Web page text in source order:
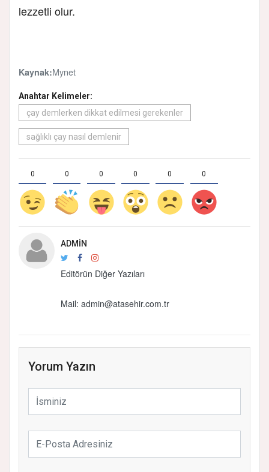
lezzetli olur.
Kaynak:Mynet
Anahtar Kelimeler:
çay demlerken dikkat edilmesi gerekenler
sağlıklı çay nasıl demlenir
0 0 0 0 0 0
ADMIN
Editörün Diğer Yazıları
Mail: admin@atasehir.com.tr
Yorum Yazın